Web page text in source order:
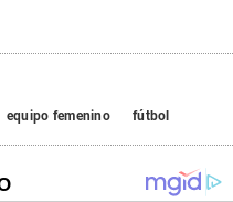
equipo femenino fútbol